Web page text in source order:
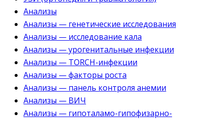
Анализы
Анализы — генетические исследования
Анализы — исследование кала
Анализы — урогенитальные инфекции
Анализы — TORCH-инфекции
Анализы — факторы роста
Анализы — панель контроля анемии
Анализы — ВИЧ
Анализы — гипоталамо-гипофизарно-